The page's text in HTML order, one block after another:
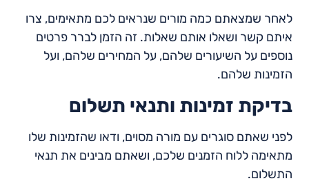
לאחר שמצאתם כמה מורים שנראים לכם מתאימים, צרו
איתם קשר ושאלו אותם שאלות. זה הזמן לברר פרטים
נוספים על השיעורים שלהם, על המחירים שלהם, ועל
הזמינות שלהם.
בדיקת זמינות ותנאי תשלום
לפני שאתם סוגרים עם מורה מסוים, ודאו שהזמינות שלו
מתאימה ללוח הזמנים שלכם, ושאתם מבינים את תנאי
התשלום.